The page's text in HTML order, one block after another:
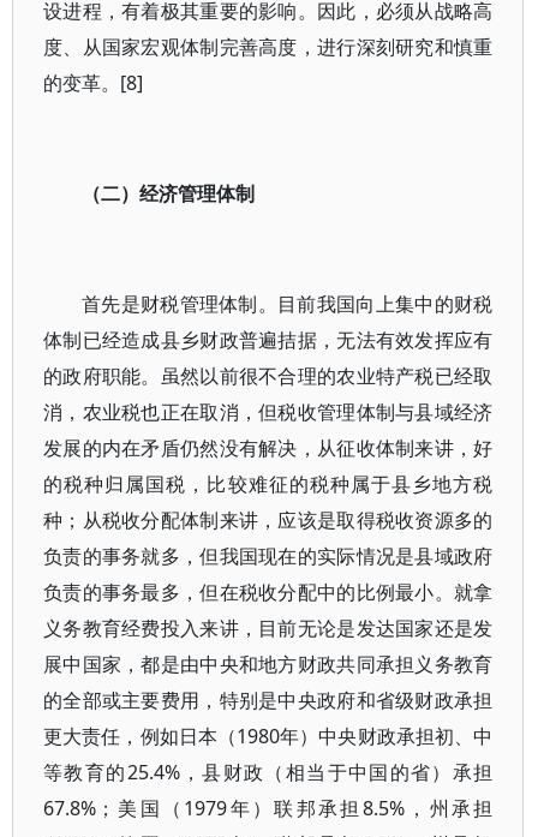
设进程，有着极其重要的影响。因此，必须从战略高
度、从国家宏观体制完善高度，进行深刻研究和慎重
的变革。[8]
（二）经济管理体制
首先是财税管理体制。目前我国向上集中的财税
体制已经造成县乡财政普遍拮据，无法有效发挥应有
的政府职能。虽然以前很不合理的农业特产税已经取
消，农业税也正在取消，但税收管理体制与县域经济
发展的内在矛盾仍然没有解决，从征收体制来讲，好
的税种归属国税，比较难征的税种属于县乡地方税
种；从税收分配体制来讲，应该是取得税收资源多的
负责的事务就多，但我国现在的实际情况是县域政府
负责的事务最多，但在税收分配中的比例最小。就拿
义务教育经费投入来讲，目前无论是发达国家还是发
展中国家，都是由中央和地方财政共同承担义务教育
的全部或主要费用，特别是中央政府和省级财政承担
更大责任，例如日本（1980年）中央财政承担初、中
等教育的25.4%，县财政（相当于中国的省）承担
67.8%；美国（1979年）联邦承担8.5%，州承担